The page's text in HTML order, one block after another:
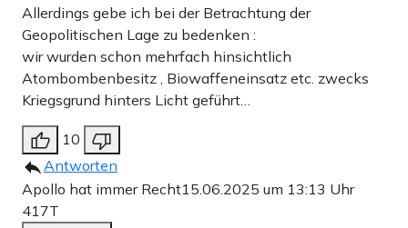
Allerdings gebe ich bei der Betrachtung der
Geopolitischen Lage zu bedenken :
wir wurden schon mehrfach hinsichtlich
Atombombenbesitz , Biowaffeneinsatz etc. zwecks
Kriegsgrund hinters Licht geführt…
10
Antworten
Apollo hat immer Recht15.06.2025 um 13:13 Uhr
417T